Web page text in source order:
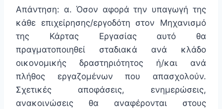
Απάντηση: α. Όσον αφορά την υπαγωγή της
κάθε επιχείρησης/εργοδότη στον Μηχανισμό
της Κάρτας Εργασίας αυτό θα
πραγματοποιηθεί σταδιακά ανά κλάδο
οικονομικής δραστηριότητος ή/και ανά
πλήθος εργαζομένων που απασχολούν.
Σχετικές αποφάσεις, ενημερώσεις,
ανακοινώσεις θα αναφέρονται στους